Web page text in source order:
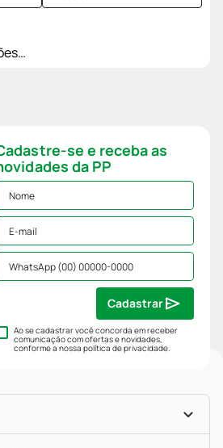
se e receba as
da PP
Ao se cadastrar você concorda em receber
comunicação com ofertas e novidades,
conforme a nossapolítica de privacidade.
Cadastrar